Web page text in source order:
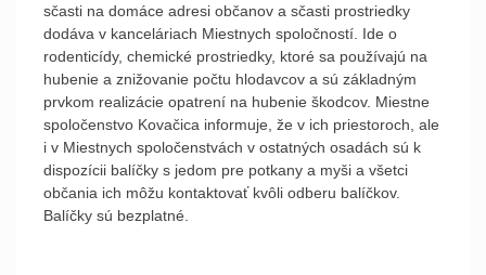
sčasti na domáce adresi občanov a sčasti prostriedky
dodáva v kanceláriach Miestnych spoločností. Ide o
rodenticídy, chemické prostriedky, ktoré sa používajú na
hubenie a znižovanie počtu hlodavcov a sú základným
prvkom realizácie opatrení na hubenie škodcov. Miestne
spoločenstvo Kovačica informuje, že v ich priestoroch, ale
i v Miestnych spoločenstvách v ostatných osadách sú k
dispozícii balíčky s jedom pre potkany a myši a všetci
občania ich môžu kontaktovať kvôli odberu balíčkov.
Balíčky sú bezplatné.